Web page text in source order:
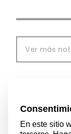
Ver más